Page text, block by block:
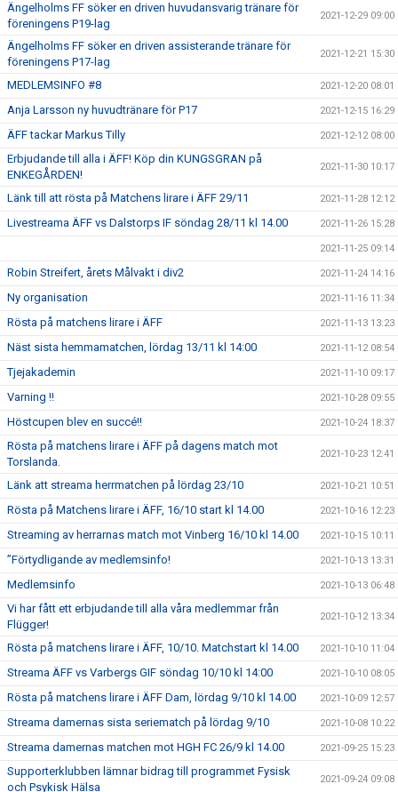
Ängelholms FF söker en driven huvudansvarig tränare för
föreningens P19-lag
2021-12-29 09:00
Ängelholms FF söker en driven assisterande tränare för
föreningens P17-lag
2021-12-21 15:30
MEDLEMSINFO #8 2021-12-20 08:01
Anja Larsson ny huvudtränare för P17 2021-12-15 16:29
ÄFF tackar Markus Tilly 2021-12-12 08:00
Erbjudande till alla i ÄFF! Köp din KUNGSGRAN på
ENKEGÅRDEN!
2021-11-30 10:17
Länk till att rösta på Matchens lirare i ÄFF 29/11 2021-11-28 12:12
Livestreama ÄFF vs Dalstorps IF söndag 28/11 kl 14.00 2021-11-26 15:28
2021-11-25 09:14
Robin Streifert, årets Målvakt i div2 2021-11-24 14:16
Ny organisation 2021-11-16 11:34
Rösta på matchens lirare i ÄFF 2021-11-13 13:23
Näst sista hemmamatchen, lördag 13/11 kl 14:00 2021-11-12 08:54
Tjejakademin 2021-11-10 09:17
Varning !! 2021-10-28 09:55
Höstcupen blev en succé!! 2021-10-24 18:37
Rösta på matchens lirare i ÄFF på dagens match mot
Torslanda.
2021-10-23 12:41
Länk att streama herrmatchen på lördag 23/10 2021-10-21 10:51
Rösta på Matchens lirare i ÄFF, 16/10 start kl 14.00 2021-10-16 12:23
Streaming av herrarnas match mot Vinberg 16/10 kl 14.00 2021-10-15 10:11
”Förtydligande av medlemsinfo! 2021-10-13 13:31
Medlemsinfo 2021-10-13 06:48
Vi har fått ett erbjudande till alla våra medlemmar från
Flügger!
2021-10-12 13:34
Rösta på matchens lirare i ÄFF, 10/10. Matchstart kl 14.00 2021-10-10 11:04
Streama ÄFF vs Varbergs GIF söndag 10/10 kl 14:00 2021-10-10 08:05
Rösta på matchens lirare i ÄFF Dam, lördag 9/10 kl 14.00 2021-10-09 12:57
Streama damernas sista seriematch på lördag 9/10 2021-10-08 10:22
Streama damernas matchen mot HGH FC 26/9 kl 14.00 2021-09-25 15:23
Supporterklubben lämnar bidrag till programmet Fysisk
och Psykisk Hälsa
2021-09-24 09:08